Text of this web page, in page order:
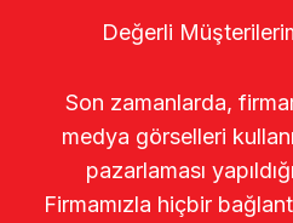
Değerli
Son zamanlarda,
medya görselleri
pazarlaması
Firmamızla hiçbir